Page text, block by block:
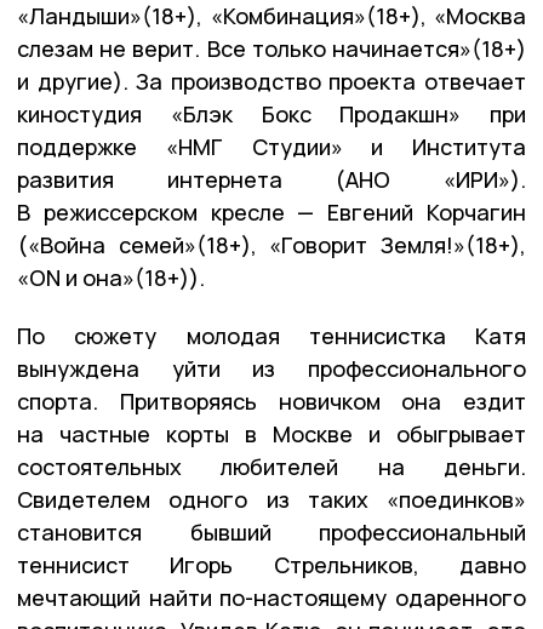
«Ландыши»(18+)‎, «Комбинация»(18+), «Москва
слезам не верит. Все только начинается»(18+)
и другие). За производство проекта отвечает
киностудия «Блэк Бокс Продакшн» при
поддержке «НМГ Студии» и Института
развития интернета (АНО «ИРИ»).
В режиссерском кресле — Евгений Корчагин
(«Война семей»(18+), «Говорит Земля!»(18+),
«ON и она»(18+)).
По сюжету молодая теннисистка Катя
вынуждена уйти из профессионального
спорта. Притворяясь новичком она ездит
на частные корты в Москве и обыгрывает
состоятельных любителей на деньги.
Свидетелем одного из таких «поединков»
становится бывший профессиональный
теннисист Игорь Стрельников, давно
мечтающий найти по-настоящему одаренного